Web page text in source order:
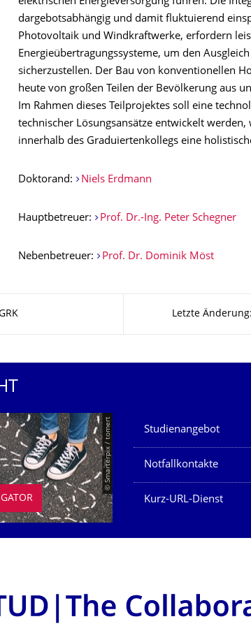
dargebotsabhängig und damit fluktuierend
Photovoltaik und Windkraftwerke, erfordern
Energieübertragungssysteme, um den
sicherzustellen. Der Bau von konventionellen
heute von großen Teilen der Bevölkerung aus
Im Rahmen dieses Teilprojektes soll eine
technischer Lösungsansätze entwickelt
innerhalb des Graduiertenkollegs eine
Doktorand: Niels Erdmann
Hauptbetreuer: Prof. Dr.-Ing. Peter Schegner
Nebenbetreuer: Prof. Dr. Dominik Möst
Letzte
© Smarterpix / tomert Unsere Dienste
Studienangebot
Notfallkontakte
Kurz-URL-Dienst